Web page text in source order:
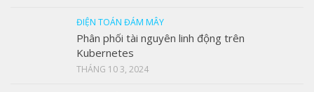
ĐIỆN TOÁN ĐÁM MÂY
Phân phối tài nguyên linh động trên
Kubernetes
THÁNG 10 3, 2024